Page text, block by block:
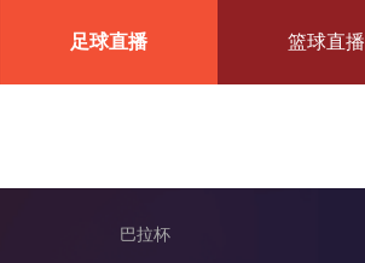
足球直播 篮球直播
巴拉杯